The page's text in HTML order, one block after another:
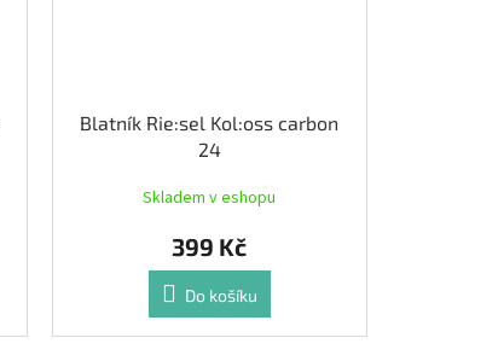
Blatník Rie:sel Kol:oss carbon
24
Skladem v eshopu
399 Kč
Do košíku